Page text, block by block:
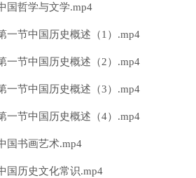
哲学与文学.mp4
中国历史概述（1）.mp4
中国历史概述（2）.mp4
中国历史概述（3）.mp4
中国历史概述（4）.mp4
书画艺术.mp4
历史文化常识.mp4